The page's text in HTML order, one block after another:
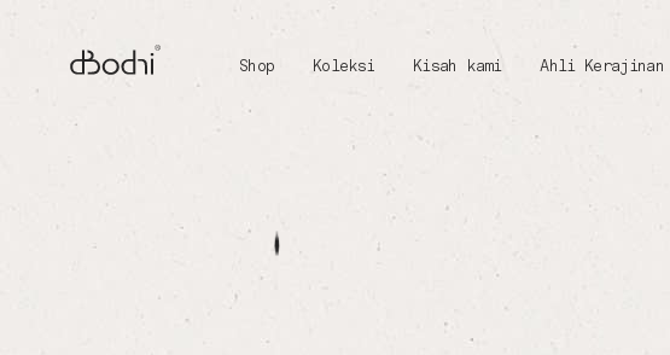
Shop Koleksi Kisah kami Ahli Kerajinan